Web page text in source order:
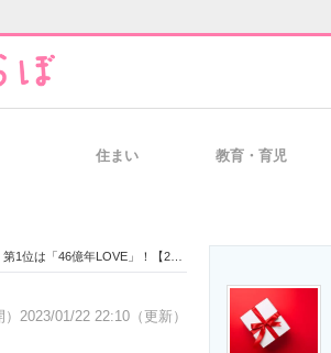
経営リーダーのコミュニティ
住まい 教育・育児
LOVE」！【2022年最新投票結果】
2023/01/22 22:10（更新）